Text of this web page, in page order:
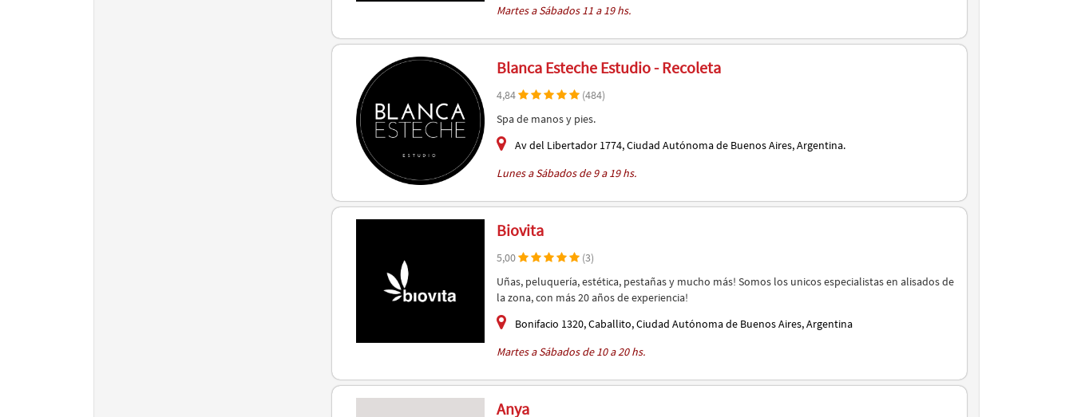
Martes a Sábados 11 a 19 hs.
Blanca Esteche Estudio - Recoleta
4,84
(484)
Spa de manos y pies.
Av del Libertador 1774, Ciudad Autónoma de Buenos Aires, Argentina.
Lunes a Sábados de 9 a 19 hs.
Biovita
5,00
(3)
Uñas, peluquería, estética, pestañas y mucho más! Somos los unicos especialistas en alisados de
la zona, con más 20 años de experiencia!
Bonifacio 1320, Caballito, Ciudad Autónoma de Buenos Aires, Argentina
Martes a Sábados de 10 a 20 hs.
Anya